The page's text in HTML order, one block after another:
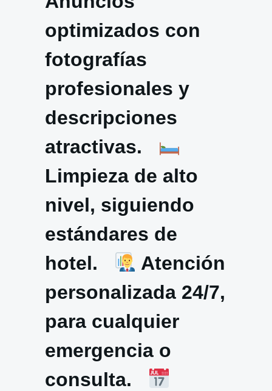
optimizados con
fotografías
profesionales y
descripciones
atractivas.
Limpieza de alto
nivel, siguiendo
estándares de
hotel.
Atención
personalizada 24/7,
para cualquier
emergencia o
consulta.